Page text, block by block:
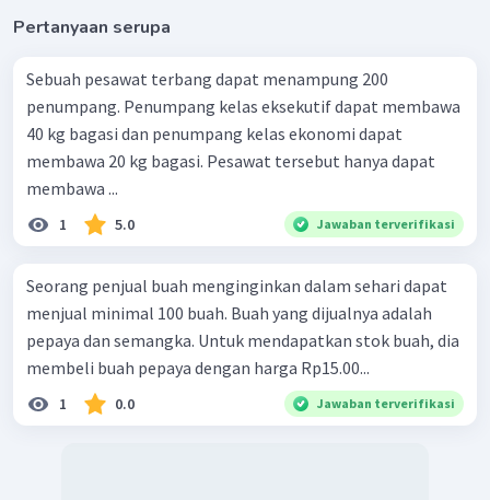
Pertanyaan serupa
Sebuah pesawat terbang dapat menampung 200
penumpang. Penumpang kelas eksekutif dapat membawa
40 kg bagasi dan penumpang kelas ekonomi dapat
membawa 20 kg bagasi. Pesawat tersebut hanya dapat
membawa ...
1 5.0 Jawaban terverifikasi
Seorang penjual buah menginginkan dalam sehari dapat
menjual minimal 100 buah. Buah yang dijualnya adalah
pepaya dan semangka. Untuk mendapatkan stok buah, dia
membeli buah pepaya dengan harga Rp15.00...
1 0.0 Jawaban terverifikasi